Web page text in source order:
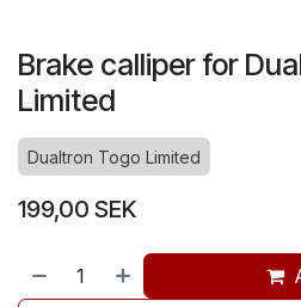
Brake calliper for
Limited
Dualtron Togo Limited
199,00 SEK